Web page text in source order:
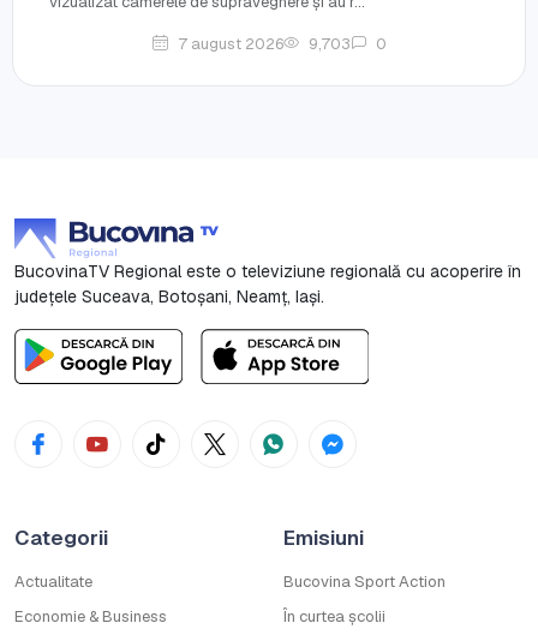
7 august 2026 9,703 0
BucovinaTV Regional este o televiziune regională cu acoperire în
județele Suceava, Botoşani, Neamț, Iași.
Categorii
Actualitate
Economie & Business
Emisiuni
Bucovina Sport Action
În curtea școlii